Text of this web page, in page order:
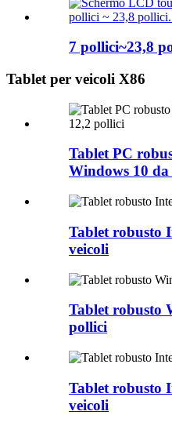
7 pollici~23,8
Tablet per veicoli X86
Tablet PC
Windows 10
Tablet robusto
veicoli
Tablet robusto
pollici
Tablet robusto
veicoli